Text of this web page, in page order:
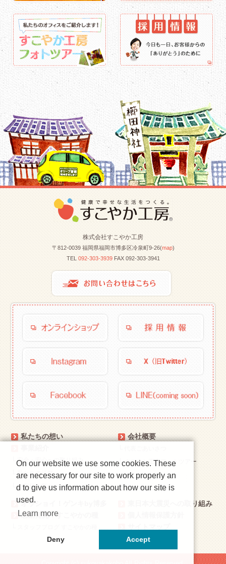
株式会社すこやか工房
〒812-0039 福岡県福岡市博多区冷泉町9-26(map)
TEL 092-303-3939FAX 092-303-3941
私たちの想い
安全・安心への取り組み
私たちの活動
お客様と私たち
会社概要
└ すこやか工房フォトツアー
オッショイ！ゲンキby博多
感動発見！すこやかの種
東日本大震災への取り組み
お問い合わせ
On our website we use some cookies. These
are necessary for our site to work properly an
d to give us information about how our site is
used.
Learn more
Deny Accept